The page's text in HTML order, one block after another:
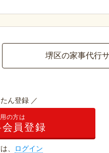
堺区の家事代行
ん登録 ／
の方は
会員登録
、 ログイン